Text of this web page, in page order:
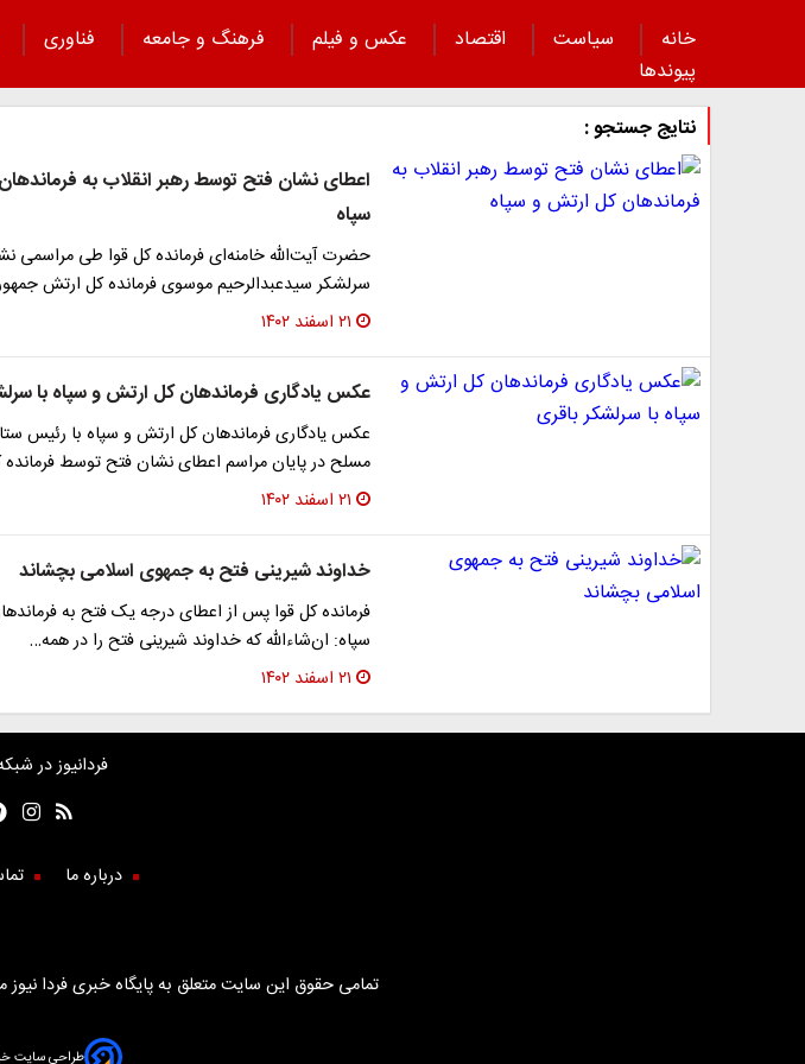
خانه سیاست اقتصاد عکس و فیلم فرهنگ و جامعه
فناوری
پیوند‌ها
نتایج جستجو :
اعطای نشان فتح توسط رهبر انقلاب به
سپاه
حضرت آیت‌الله خامنه‌ای فرمانده کل قوا طی مراسمی
سرلشکر سیدعبدالرحیم موسوی فرمانده کل ارتش
۲۱ اسفند ۱۴۰۲
عکس یادگاری فرماندهان کل ارتش و سپاه با
عکس یادگاری فرماندهان کل ارتش و سپاه با رئیس
مسلح در پایان مراسم اعطای نشان فتح توسط فرمانده
۲۱ اسفند ۱۴۰۲
خداوند شیرینی فتح به جمهوی اسلامی بچشاند
فرمانده کل قوا پس از اعطای درجه یک فتح به
سپاه: ان‌شاءالله که خداوند شیرینی فتح را در همه‌…
۲۱ اسفند ۱۴۰۲
فردانیوز در
درباره ما
تمامی حقوق این سایت متعلق به پایگاه خبری فردا نیوز
طراحی سایت